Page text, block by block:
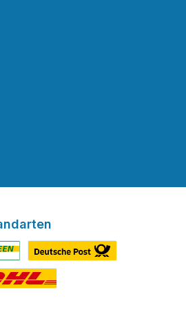
Bild 1
Benutzerdefiniertes Bild 2